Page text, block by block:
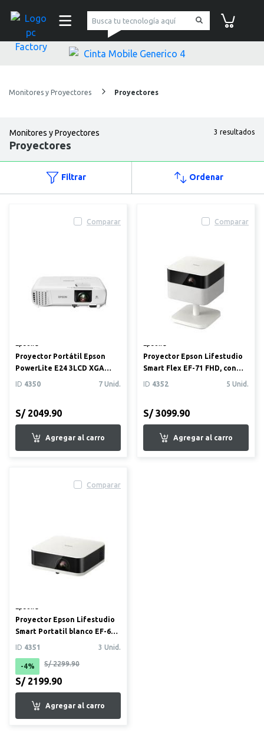
pc Factory
Monitores y Proyectores Proyectores
Monitores y Proyectores
Proyectores
3 resultados
Filtrar Ordenar
Comparar
Proyector Portátil Epson
PowerLite E24 3LCD XGA
3600 lúmenes con HDMI
ID 4350 7 Unid.
S/ 2049.90
Comparar
Proyector Epson Lifestudio
Smart Flex EF-71 FHD, con
Google TV y parlant...
ID 4352 5 Unid.
S/ 3099.90
Comparar
Proyector Epson Lifestudio
Smart Portatil blanco EF-61
FHD, con Google T...
ID 4351 3 Unid.
-4% S/ 2299.90
S/ 2199.90